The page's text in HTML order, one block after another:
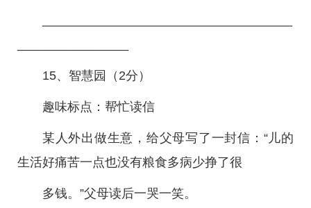
15、智慧园（2分）
趣味标点：帮忙读信
某人外出做生意，给父母写了一封信：“儿的
生活好痛苦一点也没有粮食多病少挣了很
多钱。”父母读后一哭一笑。